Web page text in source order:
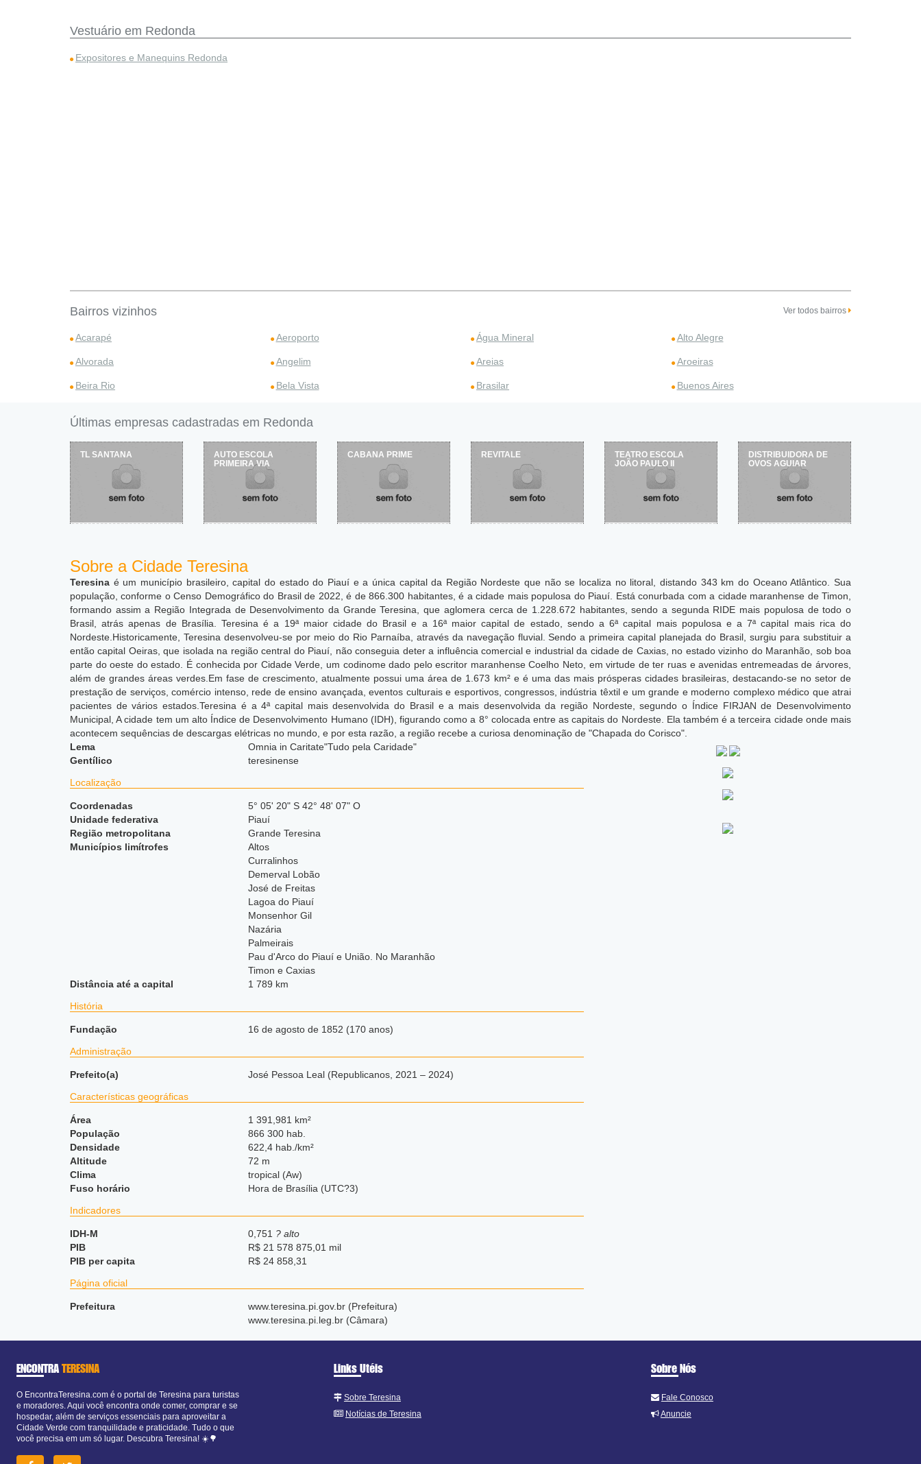
Vestuário em Redonda
Expositores e Manequins Redonda
Bairros vizinhos Ver todos bairros
Acarapé Aeroporto Água Mineral Alto Alegre
Alvorada Angelim Areias Aroeiras
Beira Rio Bela Vista Brasilar Buenos Aires
Últimas empresas cadastradas em Redonda
TL SANTANA
AUTO ESCOLA
PRIMEIRA VIA
CABANA PRIME REVITALE
TEATRO ESCOLA
JOÃO PAULO II
DISTRIBUIDORA DE
OVOS AGUIAR
Sobre a Cidade Teresina
Teresina é um município brasileiro, capital do estado do Piauí e a única capital da Região Nordeste que não se localiza no litoral, distando 343 km do Oceano Atlântico. Sua
população, conforme o Censo Demográfico do Brasil de 2022, é de 866.300 habitantes, é a cidade mais populosa do Piauí. Está conurbada com a cidade maranhense de Timon,
formando assim a Região Integrada de Desenvolvimento da Grande Teresina, que aglomera cerca de 1.228.672 habitantes, sendo a segunda RIDE mais populosa de todo o
Brasil, atrás apenas de Brasília. Teresina é a 19ª maior cidade do Brasil e a 16ª maior capital de estado, sendo a 6ª capital mais populosa e a 7ª capital mais rica do
Nordeste. Historicamente, Teresina desenvolveu-se por meio do Rio Parnaíba, através da navegação fluvial. Sendo a primeira capital planejada do Brasil, surgiu para substituir a
então capital Oeiras, que isolada na região central do Piauí, não conseguia deter a influência comercial e industrial da cidade de Caxias, no estado vizinho do Maranhão, sob boa
parte do oeste do estado. É conhecida por Cidade Verde, um codinome dado pelo escritor maranhense Coelho Neto, em virtude de ter ruas e avenidas entremeadas de árvores,
além de grandes áreas verdes.Em fase de crescimento, atualmente possui uma área de 1.673 km² e é uma das mais prósperas cidades brasileiras, destacando-se no setor de
prestação de serviços, comércio intenso, rede de ensino avançada, eventos culturais e esportivos, congressos, indústria têxtil e um grande e moderno complexo médico que atrai
pacientes de vários estados.Teresina é a 4ª capital mais desenvolvida do Brasil e a mais desenvolvida da região Nordeste, segundo o Índice FIRJAN de Desenvolvimento
Municipal, A cidade tem um alto Índice de Desenvolvimento Humano (IDH), figurando como a 8° colocada entre as capitais do Nordeste. Ela também é a terceira cidade onde mais
acontecem sequências de descargas elétricas no mundo, e por esta razão, a região recebe a curiosa denominação de "Chapada do Corisco".
Lema
Omnia in Caritate"Tudo pela Caridade"
Gentílico
teresinense
Localização
Coordenadas
5° 05' 20" S 42° 48' 07" O
Unidade federativa
Piauí
Região metropolitana
Grande Teresina
Municípios limítrofes
Altos
Curralinhos
Demerval Lobão
José de Freitas
Lagoa do Piauí
Monsenhor Gil
Nazária
Palmeirais
Pau d'Arco do Piauí e União. No Maranhão
Timon e Caxias
Distância até a capital
1 789 km
História
Fundação
16 de agosto de 1852 (170 anos)
Administração
Prefeito(a)
José Pessoa Leal (Republicanos, 2021 – 2024)
Características geográficas
Área
1 391,981 km²
População
866 300 hab.
Densidade
622,4 hab./km²
Altitude
72 m
Clima
tropical (Aw)
Fuso horário
Hora de Brasília (UTC?3)
Indicadores
IDH-M 0,751 ? alto
PIB
R$ 21 578 875,01 mil
PIB per capita
R$ 24 858,31
Página oficial
Prefeitura
www.teresina.pi.gov.br (Prefeitura)
www.teresina.pi.leg.br (Câmara)
ENCONTRATERESINA
O EncontraTeresina.com é o portal de Teresina para turistas
e moradores. Aqui você encontra onde comer, comprar e se
hospedar, além de serviços essenciais para aproveitar a
Cidade Verde com tranquilidade e praticidade. Tudo o que
você precisa em um só lugar. Descubra Teresina! ☀️🌳
Links Utéis
Sobre Teresina
Notícias de Teresina
Sobre Nós
Fale Conosco
Anuncie